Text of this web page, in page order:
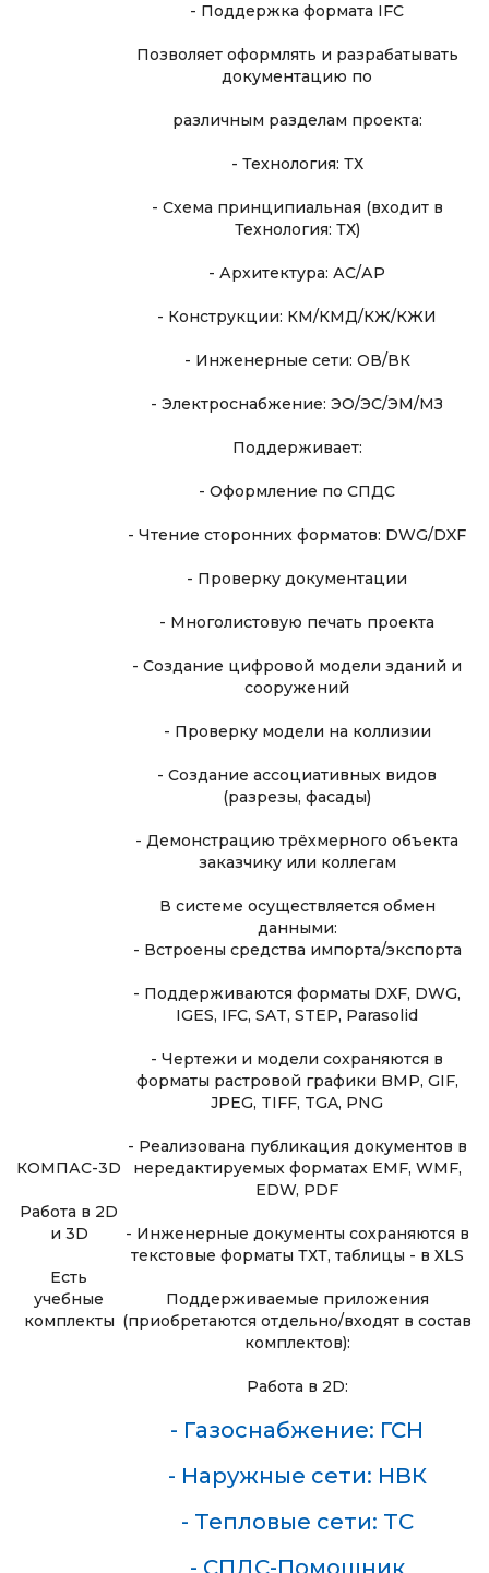
КОМПАС-3D
Работа в 2D
и 3D
Есть
учебные
комплекты
- Поддержка формата IFC
Позволяет оформлять и разрабатывать
документацию по
различным разделам проекта:
- Технология: ТХ
- Схема принципиальная (входит в
Технология: ТХ)
- Архитектура: АС/АР
- Конструкции: КМ/КМД/КЖ/КЖИ
- Инженерные сети: ОВ/ВК
- Электроснабжение: ЭО/ЭС/ЭМ/МЗ
Поддерживает:
- Оформление по СПДС
- Чтение сторонних форматов: DWG/DXF
- Проверку документации
- Многолистовую печать проекта
- Создание цифровой модели зданий и
сооружений
- Проверку модели на коллизии
- Создание ассоциативных видов
(разрезы, фасады)
- Демонстрацию трёхмерного объекта
заказчику или коллегам
В системе осуществляется обмен
данными:
- Встроены средства импорта/экспорта
- Поддерживаются форматы DXF, DWG,
IGES, IFC, SAT, STEP, Parasolid
- Чертежи и модели сохраняются в
форматы растровой графики BMP, GIF,
JPEG, TIFF, TGA, PNG
- Реализована публикация документов в
нередактируемых форматах EMF, WMF,
EDW, PDF
- Инженерные документы сохраняются в
текстовые форматы ТХТ, таблицы - в XLS
Поддерживаемые приложения
(приобретаются отдельно/входят в состав
комплектов):
Работа в 2D:
- Газоснабжение: ГСН
- Наружные сети: НВК
- Тепловые сети: ТС
- СПДС-Помощник